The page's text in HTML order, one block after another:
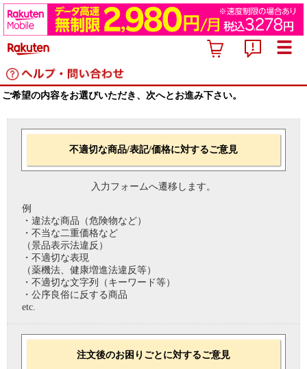
ご希望の内容をお選びいただき、次へとお進み下さい。
不適切な商品/表記/価格に対するご意見
入力フォームへ遷移します。
例
・違法な商品（危険物など）
・不当な二重価格など
（景品表示法違反）
・不適切な表現
（薬機法、健康増進法違反等）
・不適切な文字列（キーワード等）
・公序良俗に反する商品
etc.
注文後のお困りごとに対するご意見